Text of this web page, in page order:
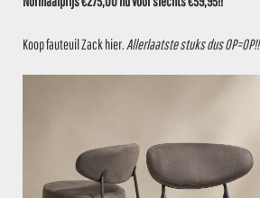
BARKRUK 204G BORDEAUX
Koop fauteuil Zackhier. Allerlaatste stuks dus OP=OP!!